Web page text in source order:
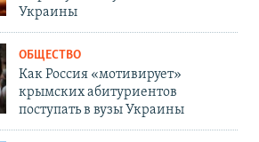
Украины
ОБЩЕСТВО
Как Россия «мотивирует»
крымских абитуриентов
поступать в вузы Украины